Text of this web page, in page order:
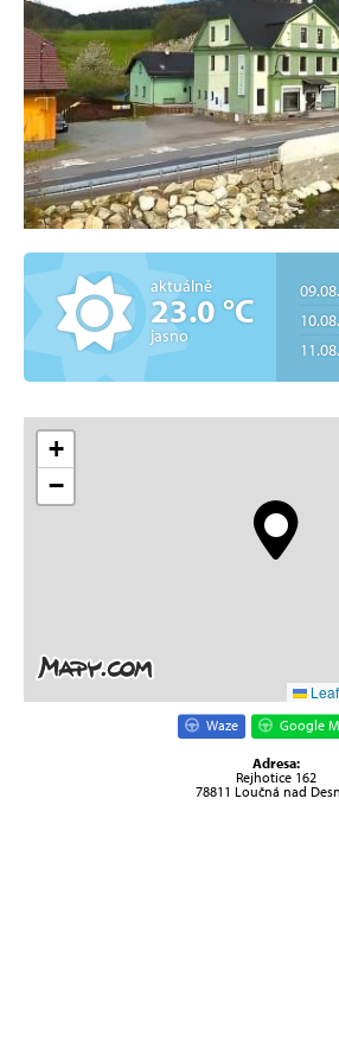
aktuálně
23.0 °C
jasno
09.08.
10.08.
11.08.
+
−
Waze Google
Adresa:
Rejhotice 162
78811 Loučná nad